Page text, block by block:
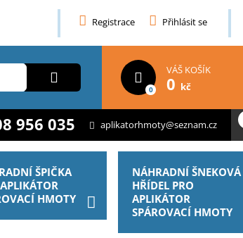
Registrace Přihlásit se
0
VÁŠ KOŠÍK
0 kč
956 035 aplikatorhmoty@seznam.cz
ŠPIČKA
HMOTY
NÁHRADNÍ ŠNEKOVÁ
HŘÍDEL PRO
APLIKÁTOR
SPÁROVACÍ HMOTY